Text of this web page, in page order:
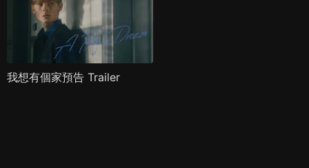
我想有個家預告 Trailer